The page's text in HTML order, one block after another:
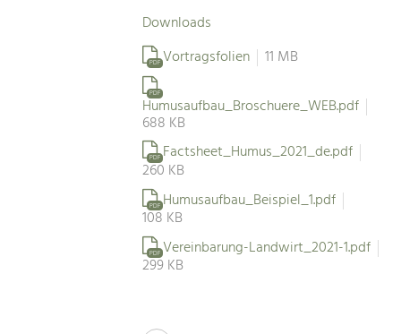
Downloads
PDF Vortragsfolien 11 MB
PDF
Humusaufbau_Broschuere_WEB.pdf
688 KB
PDF Factsheet_Humus_2021_de.pdf
260 KB
PDF Humusaufbau_Beispiel_1.pdf
108 KB
PDF Vereinbarung-Landwirt_2021-1.pdf
299 KB